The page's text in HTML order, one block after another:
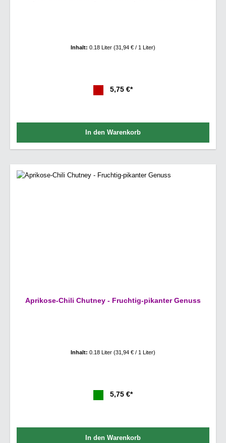
Inhalt: 0.18 Liter (31,94 € / 1 Liter)
5,75 €*
In den Warenkorb
Aprikose-Chili Chutney - Fruchtig-pikanter Genuss
Inhalt: 0.18 Liter (31,94 € / 1 Liter)
5,75 €*
In den Warenkorb